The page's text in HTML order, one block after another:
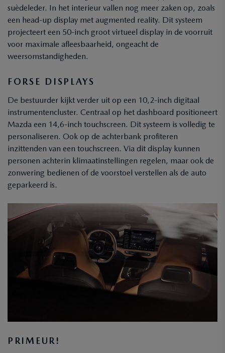
suèdeleder. In het interieur vallen nog meer zaken op, zoals
een head-up display met augmented reality. Dit systeem
projecteert een 50-inch groot virtueel display in de voorruit
voor maximale afleesbaarheid, ongeacht de
weersomstandigheden.
FORSE DISPLAYS
De bestuurder kijkt verder uit op een 10,2-inch digitaal
instrumentencluster. Centraal op het dashboard positioneert
Mazda een 14,6-inch touchscreen. Dit systeem is volledig te
personaliseren. Ook op de achterbank profiteren
inzittenden van een touchscreen. Via dit display kunnen
personen achterin klimaatinstellingen regelen, maar ook de
zonwering bedienen of de voorstoel verstellen als de auto
geparkeerd is.
PRIMEUR!